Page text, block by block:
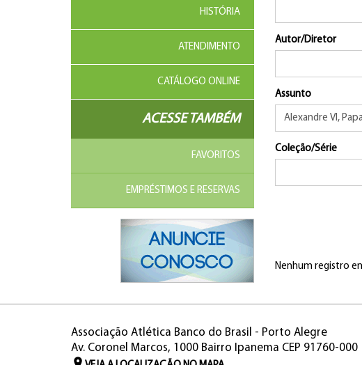
HISTÓRIA
ATENDIMENTO
CATÁLOGO ONLINE
ACESSE TAMBÉM
FAVORITOS
EMPRÉSTIMOS E RESERVAS
Autor/Diretor
Assunto
Coleção/Série
Nenhum registro
Associação Atlética Banco do Brasil - Porto Alegre
Av. Coronel Marcos, 1000 Bairro Ipanema CEP 91760-000